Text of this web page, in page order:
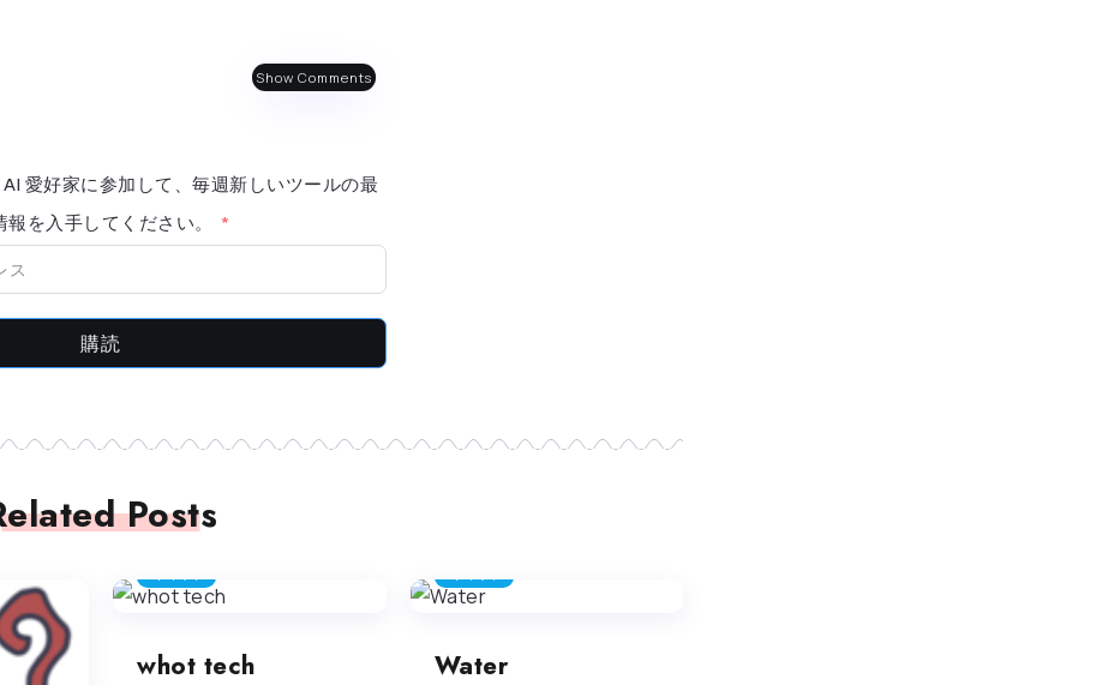
Show Comments
愛好家に参加して、毎週新しいツールの最
報を入手してください。
購読
Posts
whot tech Water